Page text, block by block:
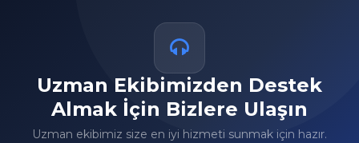
Uzman Ekibimizden Destek
Almak İçin Bizlere Ulaşın
Uzman ekibimiz size en iyi hizmeti sunmak için hazır.